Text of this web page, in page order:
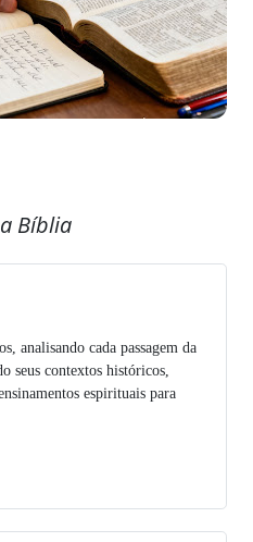
Bíblia
analisando cada passagem da
seus contextos históricos,
espirituais para